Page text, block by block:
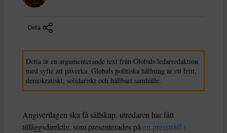
Dela
Detta är en argumenterande text från Globals ledarredaktion
med syfte att påverka. Globals politiska hållning är ett fritt,
demokratiskt, solidariskt och hållbart samhälle.
Angiverilagen ska få sällskap, utredaren har fått
tilläggsdirektiv, som presenterades påen pressträff i